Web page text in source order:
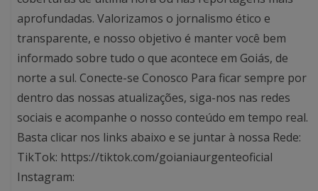
aprofundadas. Valorizamos o jornalismo ético e
transparente, e nosso objetivo é manter você bem
informado sobre tudo o que acontece em Goiás, de
norte a sul. Conecte-se Conosco Para ficar sempre por
dentro das nossas atualizações, siga-nos nas redes
sociais e acompanhe o nosso conteúdo em tempo real.
Basta clicar nos links abaixo e se juntar à nossa Rede:
TikTok: https://tiktok.com/goianiaurgenteoficial
Instagram: